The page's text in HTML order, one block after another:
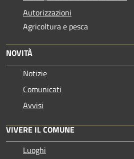
Autorizzazioni
Agricoltura e pesca
NOVITÀ
Notizie
Comunicati
Avvisi
VIVERE IL COMUNE
Luoghi